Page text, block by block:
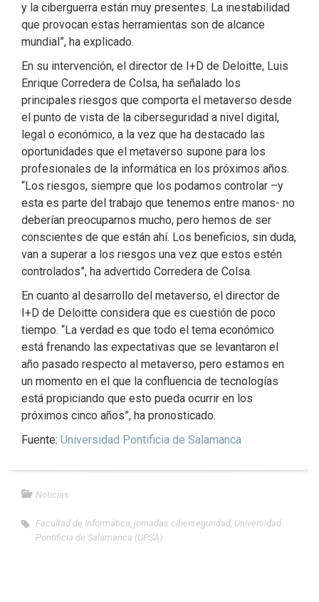
y la ciberguerra están muy presentes. La inestabilidad
que provocan estas herramientas son de alcance
mundial”, ha explicado.
En su intervención, el director de I+D de Deloitte, Luis
Enrique Corredera de Colsa, ha señalado los
principales riesgos que comporta el metaverso desde
el punto de vista de la ciberseguridad a nivel digital,
legal o económico, a la vez que ha destacado las
oportunidades que el metaverso supone para los
profesionales de la informática en los próximos años.
“Los riesgos, siempre que los podamos controlar –y
esta es parte del trabajo que tenemos entre manos- no
deberían preocuparnos mucho, pero hemos de ser
conscientes de que están ahí. Los beneficios, sin duda,
van a superar a los riesgos una vez que estos estén
controlados”, ha advertido Corredera de Colsa.
En cuanto al desarrollo del metaverso, el director de
I+D de Deloitte considera que es cuestión de poco
tiempo. “La verdad es que todo el tema económico
está frenando las expectativas que se levantaron el
año pasado respecto al metaverso, pero estamos en
un momento en el que la confluencia de tecnologías
está propiciando que esto pueda ocurrir en los
próximos cinco años”, ha pronosticado.
Fuente: Universidad Pontificia de Salamanca
Noticias
Facultad de Informática, jornadas ciberseguridad, Universidad
Pontificia de Salamanca (UPSA)